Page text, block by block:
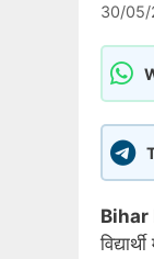
30/05/